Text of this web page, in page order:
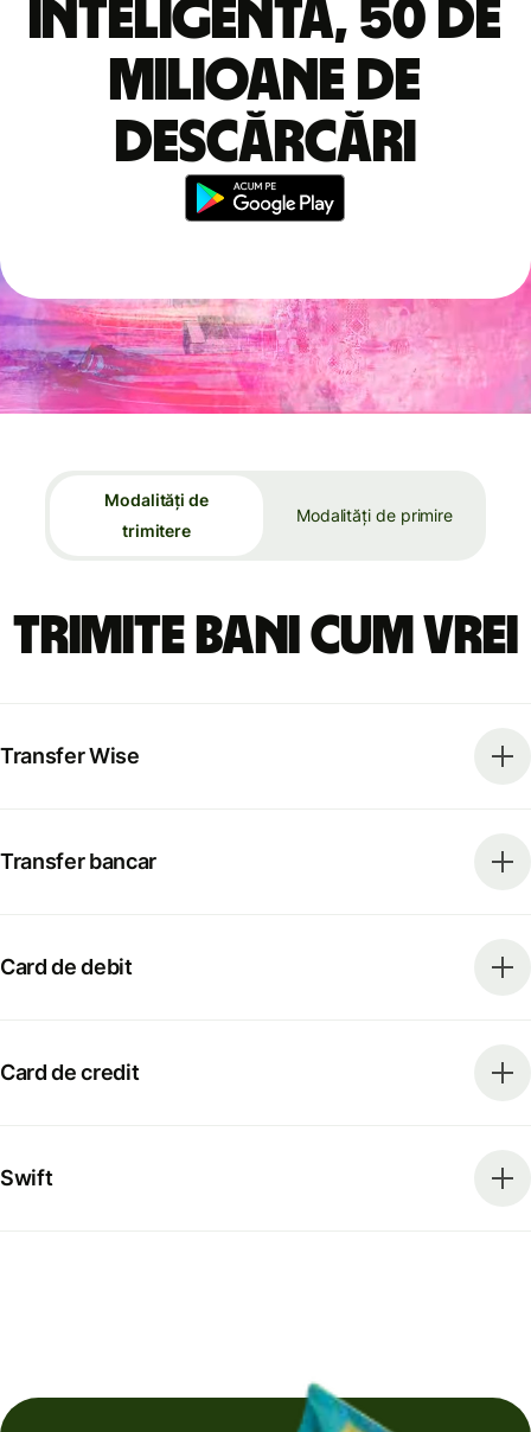
inteligentă, 50 de
milioane de
descărcări
Modalități de
trimitere
Modalități de primire
Trimite bani cum vrei
Transfer Wise
Transfer bancar
Card de debit
Card de credit
Swift